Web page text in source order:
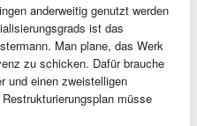
anderweitig genutzt werden
ist das
Man plane, das Werk
zu schicken. Dafür brauche
und einen zweistelligen
müsse